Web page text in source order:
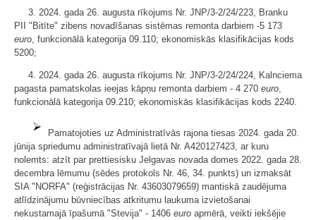
3. 2024. gada 26. augusta rīkojums Nr. JNP/3-2/24/223, Branku
PII "Bitīte" zibens novadīšanas sistēmas remonta darbiem -5 173
euro , funkcionālā kategorija 09.110; ekonomiskās klasifikācijas kods
5200;
4. 2024. gada 26. augusta rīkojums Nr. JNP/3-2/24/224, Kalnciema
pagasta pamatskolas ieejas kāpņu remonta darbiem - 4 270 euro
funkcionālā kategorija 09.210; ekonomiskās klasifikācijas kods 2240.
Pamatojoties uz Administratīvās rajona tiesas 2024. gada 20.
jūnija spriedumu administratīvajā lietā Nr. A420127423, ar kuru
nolemts: atzīt par prettiesisku Jelgavas novada domes 2022. gada 28.
decembra lēmumu (sēdes protokols Nr. 46, 34. punkts) un izmaksāt
SIA "NORFA" (reģistrācijas Nr. 43603079659) mantiskā zaudējuma
atlīdzinājumu būvniecības atkritumu laukuma izvietošanai
nekustamajā īpašumā "Stevija" - 1406 euro apmērā, veikti iekšējie